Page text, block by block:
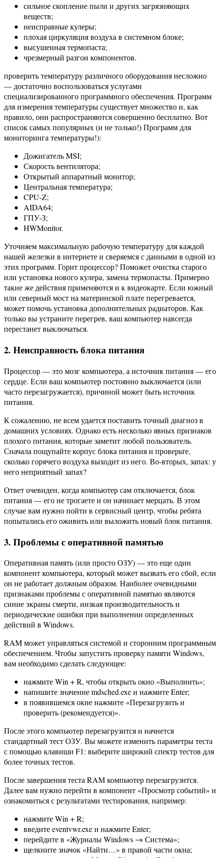
сильное скопление пыли и других загрязняющих
веществ;
неисправные кулеры;
плохая циркуляция воздуха в системном блоке;
высушенная термопаста;
чрезмерный разгон компонентов.
проверить температуру различного оборудования несложно
— достаточно воспользоваться услугами
специализированного программного обеспечения. Программ
для измерения температуры существует множество и, как
правило, они распространяются совершенно бесплатно. Вот
список самых популярных (и не только!) Программ для
мониторинга температуры!):
Дожигатель MSI;
Скорость вентилятора;
Открытый аппаратный монитор;
Центральная температура;
CPU-Z;
AIDA64;
ГПУ-З;
HWMonitor.
Уточняем максимальную рабочую температуру для каждой
нашей железки в интернете и сверяемся с данными в одной из
этих программ. Горит процессор? Поможет очистка старого
или установка нового кулера, замена термопасты. Примерно
такие же действия применяются и к видеокарте. Если южный
или северный мост на материнской плате перегревается,
может помочь установка дополнительных радиаторов. Как
только вы устраните перегрев, ваш компьютер навсегда
перестанет выключаться.
2. Неисправность блока питания
Процессор — это мозг компьютера, а источник питания — его
сердце. Если ваш компьютер постоянно выключается (или
часто перезагружается), причиной может быть источник
питания.
К сожалению, не всем удается поставить точный диагноз в
домашних условиях. Однако есть несколько явных признаков
плохого питания, которые заметит любой пользователь.
Сначала пощупайте корпус блока питания и проверьте,
сколько горячего воздуха выходит из него. Во-вторых, запах: у
него неприятный запах?
Ответ очевиден, когда компьютер сам отключается, блок
питания — его не трогаете и он начинает мерцать. В этом
случае вам нужно пойти в сервисный центр, чтобы ребята
попытались его оживить или выложить новый блок питания.
3. Проблемы с оперативной памятью
Оперативная память (или просто ОЗУ) — это еще один
компонент компьютера, который может вызвать его сбой, если
он не работает должным образом. Наиболее очевидными
признаками проблемы с оперативной памятью являются
синие экраны смерти, низкая производительность и
периодические ошибки при выполнении определенных
действий в Windows.
RAM может управляться системой и сторонним программным
обеспечением. Чтобы запустить проверку памяти Windows,
вам необходимо сделать следующее:
нажмите Win + R, чтобы открыть окно «Выполнить»;
напишите значение mdsched.exe и нажмите Enter;
в появившемся окне нажмите «Перезагрузить и
проверить (рекомендуется)».
После этого компьютер перезагрузится и начнется
стандартный тест ОЗУ. Вы можете изменить параметры теста
с помощью клавиши F1: выберите широкий спектр тестов для
более точных тестов.
После завершения теста RAM компьютер перезагрузится.
Далее вам нужно перейти в компонент «Просмотр событий» и
ознакомиться с результатами тестирования, например:
нажмите Win + R;
введите eventvwr.exe и нажмите Enter;
перейдите в «Журналы Windows → Система»;
щелкните значок «Найти…» в правой части окна;